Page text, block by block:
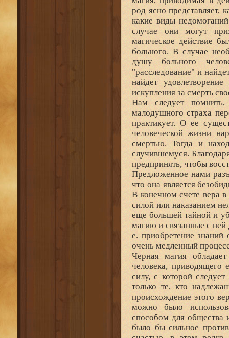
род ясно представляет,
какие виды
случае они могут
магическое действие
больного. В случае
душу больного
"расследование" и
найдет
искупления за смерть
Нам следует
малодушного страха
практикует. О ее
человеческой жизни
смертью. Тогда и
случившемуся.
предпринять, чтобы
Предложенное нами
что она является
В конечном счете вера в
силой или наказанием
еще большей тайной и
магию и связанные с ней
е. приобретение знаний
очень медленный
Черная магия
человека, приводящего
силу, с которой
только те, кто
происхождение этого
можно было
способом для общества
было бы сильное